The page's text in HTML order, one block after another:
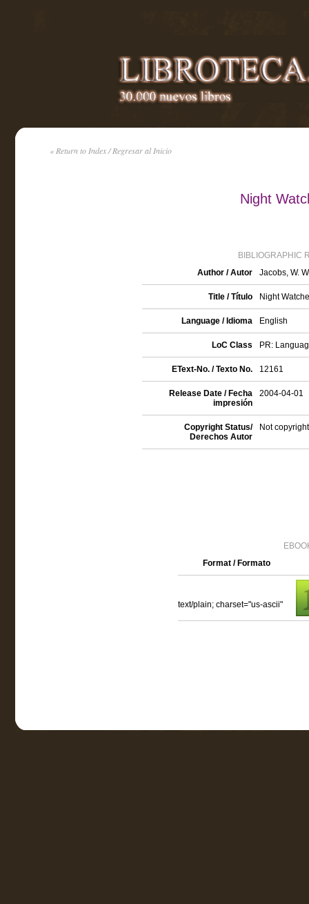
« Return to Index / Regresar al Inicio
Night
BIBLIOGRAPHIC
Author / Autor
Jacobs, W.
Title / Título Night
Language / Idioma English
LoC Class PR:
EText-No. / Texto No. 12161
Release Date / Fecha
impresión
2004-04-01
Copyright Status/
Derechos Autor
Not
Format / Formato
text/plain; charset="us-ascii"